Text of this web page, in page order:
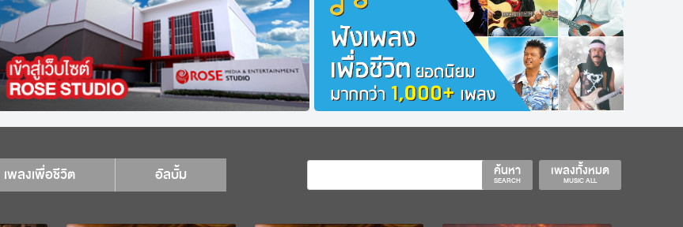
เพลงเพื่อชีวิต อัลบั้ม เพลงทั้งหมด
MUSIC ALL
ค้นหา
SEARCH